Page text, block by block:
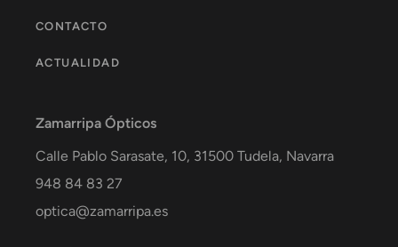
CONTACTO
ACTUALIDAD
Zamarripa Ópticos
Calle Pablo Sarasate, 10, 31500 Tudela, Navarra
948 84 83 27
optica@zamarripa.es